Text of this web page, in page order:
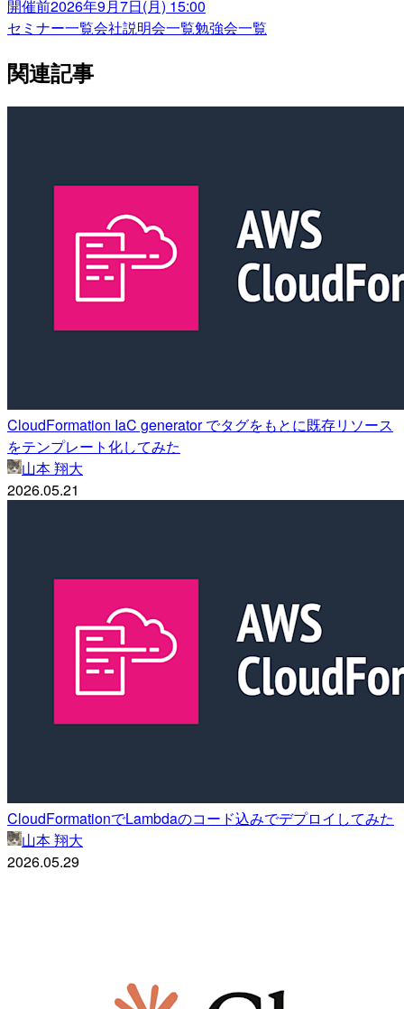
開催前2026年9月7日(月) 15:00
セミナー一覧会社説明会一覧勉強会一覧
関連記事
CloudFormation IaC generator でタグをもとに既存リソース
をテンプレート化してみた
山本 翔大
2026.05.21
CloudFormationでLambdaのコード込みでデプロイしてみた
山本 翔大
2026.05.29